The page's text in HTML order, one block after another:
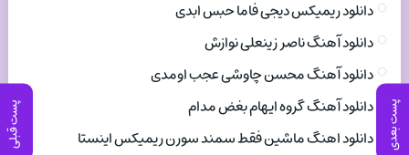
پست بعدی پست قبلی
دانلود ریمیکس دیجی فاما حبس ابدی
دانلود آهنگ ناصر زینعلی نوازش
دانلود آهنگ محسن چاوشی عجب اومدی
دانلود آهنگ گروه ایهام بغض مدام
دانلود اهنگ ماشین فقط سمند سورن ریمیکس اینستا